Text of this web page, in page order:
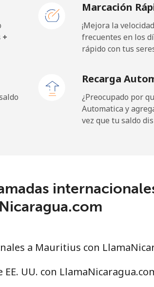
17 min por ⁦$10⁩
665 min por ⁦$10⁩
18 min por ⁦$10⁩
+
Marcación
¡Mejora la
frecuentes en los
rápido con tus
Recarga
¿Preocupado por
Automatica y
vez que tu saldo
a Mauritius con
UU. con